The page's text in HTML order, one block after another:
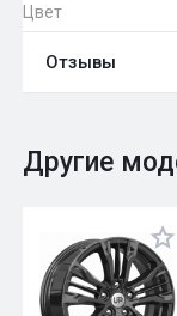
Цвет
Отзывы
Оставить
Другие